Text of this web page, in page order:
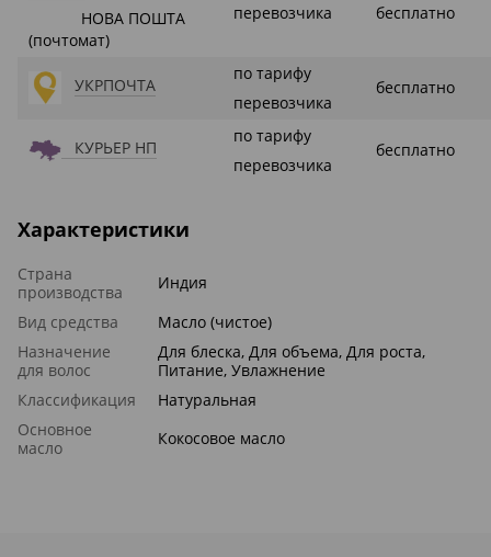
НОВА ПОШТА
(почтомат)
перевозчика
бесплатно
УКРПОЧТА
по тарифу
перевозчика
бесплатно
КУРЬЕР НП
по тарифу
перевозчика
бесплатно
Характеристики
Страна
производства
Индия
Вид средства
Масло (чистое)
Назначение
для волос
Для блеска, Для объема, Для роста,
Питание, Увлажнение
Классификация
Натуральная
Основное
масло
Кокосовое масло